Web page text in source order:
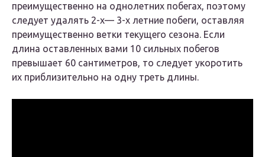
преимущественно на однолетних побегах, поэтому
следует удалять 2-х— 3-х летние побеги, оставляя
преимущественно ветки текущего сезона. Если
длина оставленных вами 10 сильных побегов
превышает 60 сантиметров, то следует укоротить
их приблизительно на одну треть длины.